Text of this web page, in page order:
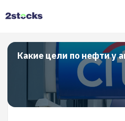
Какие цели по нефти у